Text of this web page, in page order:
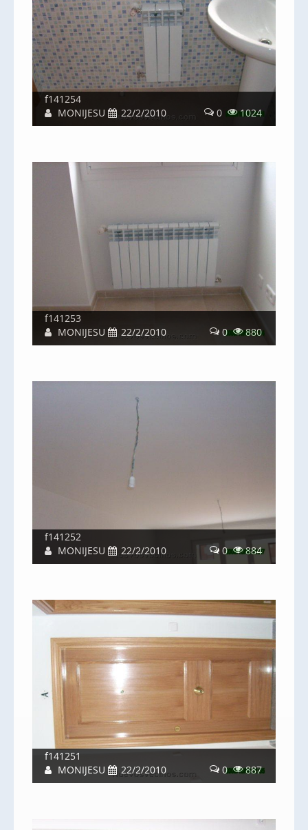
f141254
MONIJESU
22/2/2010 0 1024
f141253
MONIJESU
22/2/2010 0 880
f141252
MONIJESU
22/2/2010 0 884
f141251
MONIJESU
22/2/2010 0 887